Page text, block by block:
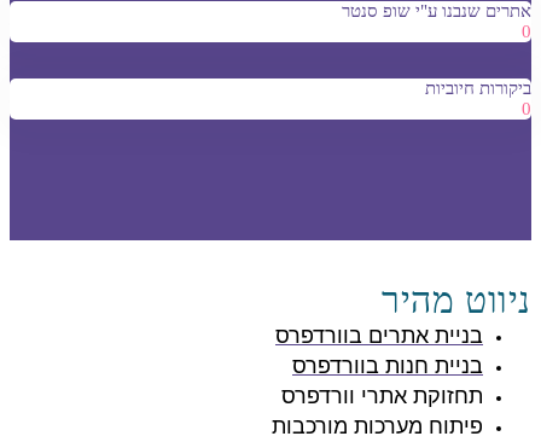
אתרים שנבנו ע"י שופ סנטר
0
ביקורות חיוביות
0
ניווט מהיר
בניית אתרים בוורדפרס
בניית חנות בוורדפרס
תחזוקת אתרי וורדפרס
פיתוח מערכות מורכבות